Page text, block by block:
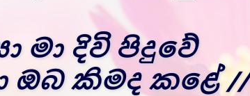
මා දිවි පිදුවේ
ඔබ කිමද කළේ //